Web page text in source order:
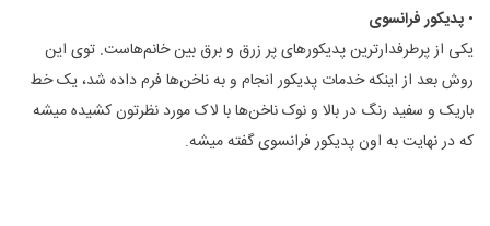
• پدیکور فرانسوی
یکی از پرطرفدارترین پدیکورهای پر زرق و برق بین خانم‌هاست. توی این
روش بعد از اینکه خدمات پدیکور انجام و به ناخن‌ها فرم داده شد، یک خط
باریک و سفید رنگ در بالا و نوک ناخن‌ها با لاک مورد نظرتون کشیده میشه
که در نهایت به اون پدیکور فرانسوی گفته میشه.